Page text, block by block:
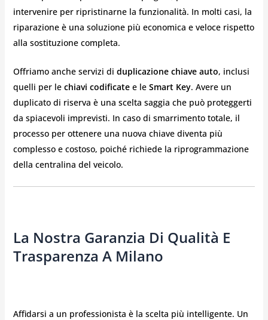
intervenire per ripristinarne la funzionalità. In molti casi, la
riparazione è una soluzione più economica e veloce rispetto
alla sostituzione completa.
Offriamo anche servizi di duplicazione chiave auto, inclusi
quelli per le chiavi codificatee le Smart Key. Avere un
duplicato di riserva è una scelta saggia che può proteggerti
da spiacevoli imprevisti. In caso di smarrimento totale, il
processo per ottenere una nuova chiave diventa più
complesso e costoso, poiché richiede la riprogrammazione
della centralina del veicolo.
La Nostra Garanzia Di Qualità E
Trasparenza A Milano
Affidarsi a un professionista è la scelta più intelligente. Un